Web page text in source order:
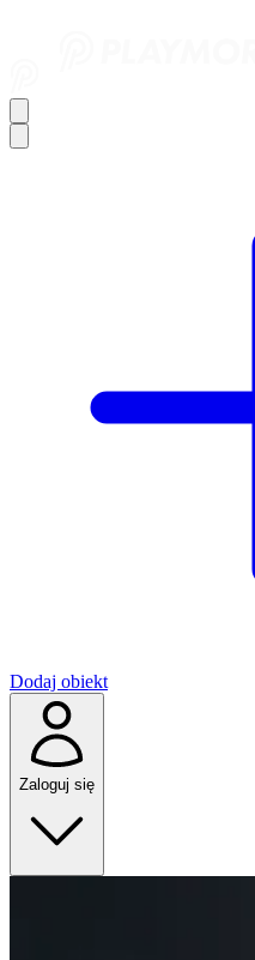
Dodaj obiekt
Zaloguj się